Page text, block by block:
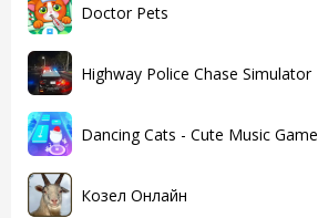
Doctor Pets
Highway Police Chase Simulator
Dancing Cats - Cute Music Game
Козел Онлайн